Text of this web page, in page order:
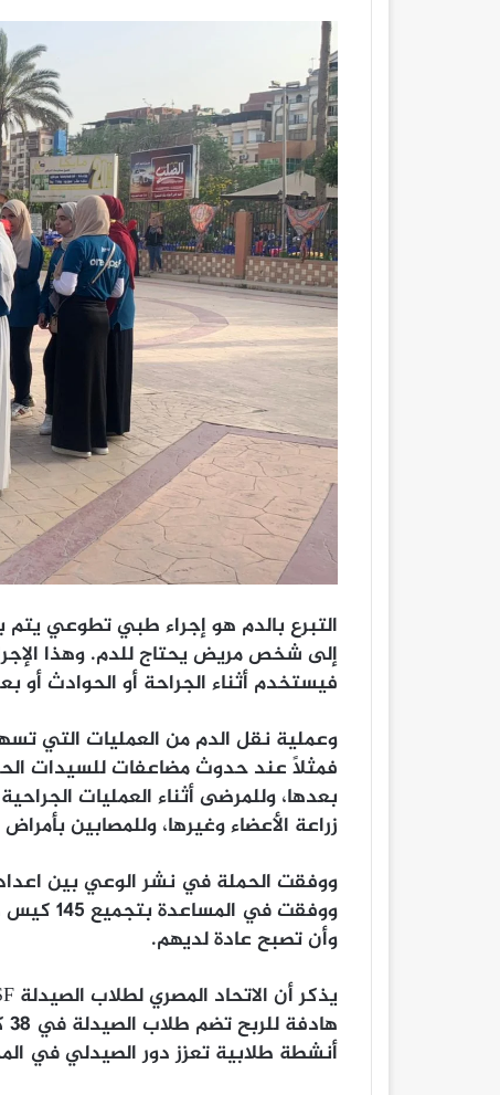
التبرع بالدم هو إجراء طبي تطوعي
إلى شخص مريض يحتاج للدم. وهذا
فيستخدم أثناء الجراحة أو الحوادث
وعملية نقل الدم من العمليات التي
فمثلًا عند حدوث مضاعفات للسيدات
بعدها، وللمرضى أثناء العمليات
زراعة الأعضاء وغيرها، وللمصابين
ووفقت في
وأن تصبح عادة لديهم.
أنشطة طلابية تعزز دور الصيدلي في